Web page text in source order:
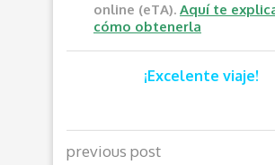
online (eTA). Aquí te
cómo obtenerla
¡Excelente viaje!
previous post